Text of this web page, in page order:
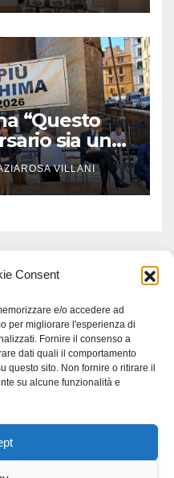
Consent
e/o accedere ad
per migliorare l'esperienza di
Fornire il consenso a
dati quali il comportamento
questo sito. Non fornire o ritirare il
su alcune funzionalità e
“Questo
sia un
VILLANI
Newspaperex di